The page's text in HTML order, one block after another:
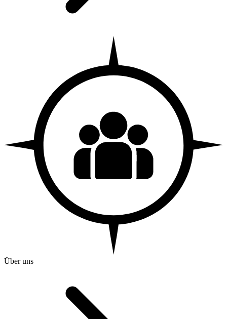
Über uns